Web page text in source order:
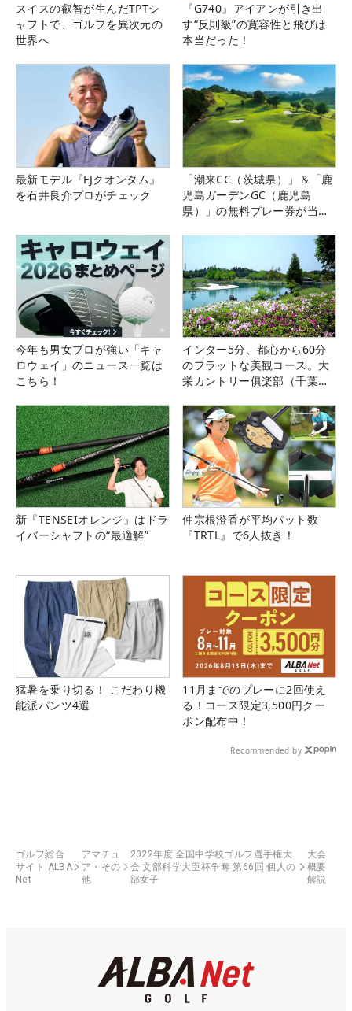
スイスの叡智が生んだTPTシ
ャフトで、ゴルフを異次元の
世界へ
『G740』アイアンが引き出
す“反則級”の寛容性と飛びは
本当だった！
最新モデル『FJクオンタム』
を石井良介プロがチェック
「潮来CC（茨城県）」＆「鹿
児島ガーデンGC（鹿児島
県）」の無料プレー券が当た
今年も男女プロが強い「キャ
ロウェイ」のニュース一覧は
こちら！
インター5分、都心から60分
のフラットな美観コース。大
栄カントリー俱楽部（千葉
新『TENSEIオレンジ』はドラ
イバーシャフトの“最適解”
仲宗根澄香が平均パット数
『TRTL』で6人抜き！
猛暑を乗り切る！ こだわり機
能派パンツ4選
11月までのプレーに2回使え
る！コース限定3,500円クー
ポン配布中！
Recommended by
ゴルフ総合
サイト ALBA
Net
アマチュ
ア・その
他
2022年度 全国中学校ゴルフ選手権大
会 文部科学大臣杯争奪 第66回 個人の
部女子
大会
概要
解説